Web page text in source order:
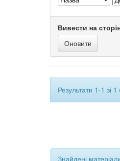
Вивести на
Результати 1-1 зі
Знайдені